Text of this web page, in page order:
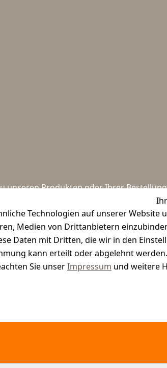
Technologien auf unserer Website
Medien von Drittanbietern
Daten mit Dritten, die wir in den
kann erteilt oder abgelehnt
Sie unserImpressum und weitere
unseren Produkten oder Ihrer